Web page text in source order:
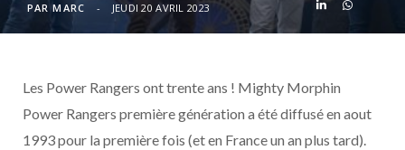
o t
r
r
m
l
u
PAR MARC JEUDI 20 AVRIL 2023
Les Power Rangers ont trente ans ! Mighty Morphin
Power Rangers première génération a été diffusé en aout
1993 pour la première fois (et en France un an plus tard).